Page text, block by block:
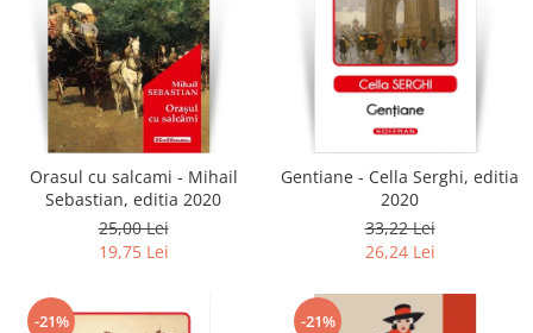
Orasul cu salcami - Mihail
Sebastian, editia 2020
25,00 Lei
19,75 Lei
Gentiane - Cella Serghi, editia
2020
33,22 Lei
26,24 Lei
-21% -21%